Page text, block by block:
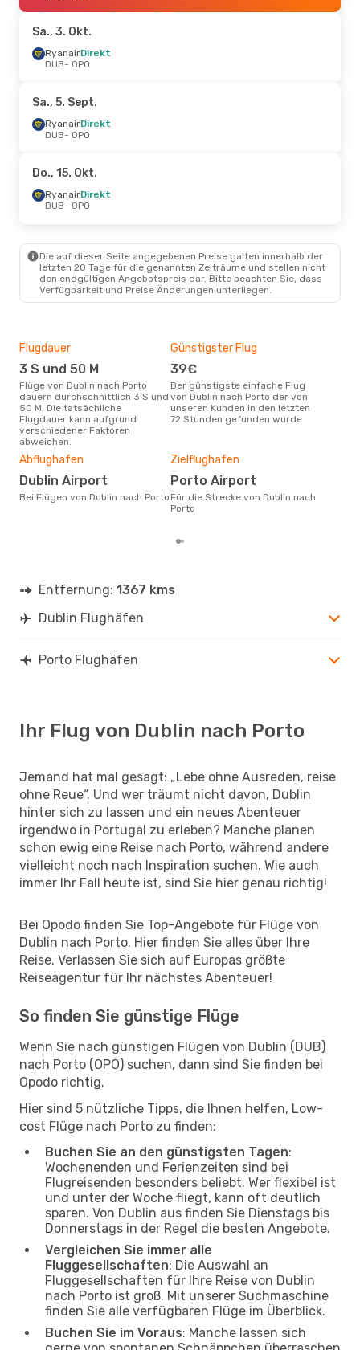
OPO- DUB
Mo., 19. Okt.- Fr., 23. Okt.
RyanairDirekt
OPO- DUB
RyanairDirekt
DUB- OPO
RyanairDirekt
OPO - DUB
Mo., 7. Sept.- Mo., 14. Sept.
RyanairDirekt
DUB- OPO
RyanairDirekt
OPO- DUB
Sa., 3. Okt.
RyanairDirekt
DUB- OPO
Sa., 5. Sept.
RyanairDirekt
DUB- OPO
Do., 15. Okt.
RyanairDirekt
DUB- OPO
Die auf dieser Seite angegebenen Preise galten innerhalb der
letzten 20 Tage für die genannten Zeiträume und stellen nicht
den endgültigen Angebotspreis dar. Bitte beachten Sie, dass
Verfügbarkeit und Preise Änderungen unterliegen.
Flugdauer
3 S und 50 M
Flüge von Dublin nach Porto
dauern durchschnittlich 3 S und
50 M. Die tatsächliche
Flugdauer kann aufgrund
verschiedener Faktoren
abweichen.
Günstigster Flug
39€
Der günstigste einfache Flug
von Dublin nach Porto der von
unseren Kunden in den letzten
72 Stunden gefunden wurde
Abflughafen
Dublin Airport
Bei Flügen von Dublin nach Porto
Zielflughafen
Porto Airport
Für die Strecke von Dublin nach
Porto
Entfernung: 1367 kms
Dublin Flughäfen
Porto Flughäfen
Ihr Flug von Dublin nach Porto
Jemand hat mal gesagt: „Lebe ohne Ausreden, reise
ohne Reue“. Und wer träumt nicht davon, Dublin
hinter sich zu lassen und ein neues Abenteuer
irgendwo in Portugal zu erleben? Manche planen
schon ewig eine Reise nach Porto, während andere
vielleicht noch nach Inspiration suchen. Wie auch
immer Ihr Fall heute ist, sind Sie hier genau richtig!
Bei Opodo finden Sie Top-Angebote für Flüge von
Dublin nach Porto. Hier finden Sie alles über Ihre
Reise. Verlassen Sie sich auf Europas größte
Reiseagentur für Ihr nächstes Abenteuer!
So finden Sie günstige Flüge
Wenn Sie nach günstigen Flügen von Dublin (DUB)
nach Porto (OPO) suchen, dann sind Sie finden bei
Opodo richtig.
Hier sind 5 nützliche Tipps, die Ihnen helfen, Low-
cost Flüge nach Porto zu finden:
Buchen Sie an den günstigsten Tagen:
Wochenenden und Ferienzeiten sind bei
Flugreisenden besonders beliebt. Wer flexibel ist
und unter der Woche fliegt, kann oft deutlich
sparen. Von Dublin aus finden Sie Dienstags bis
Donnerstags in der Regel die besten Angebote.
Vergleichen Sie immer alle
Fluggesellschaften: Die Auswahl an
Fluggesellschaften für Ihre Reise von Dublin
nach Porto ist groß. Mit unserer Suchmaschine
finden Sie alle verfügbaren Flüge im Überblick.
Buchen Sie im Voraus: Manche lassen sich